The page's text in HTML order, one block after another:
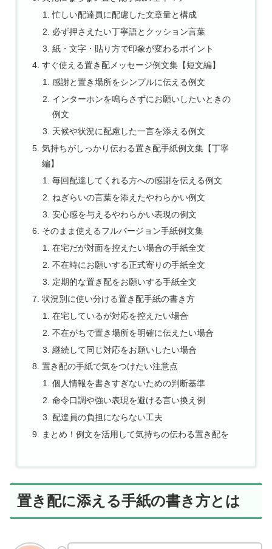
忙しい配達員に配慮した文章量と構成
必ず押さえたい丁寧語とクッション言葉
紙・文字・貼り方で印象が変わるポイント
すぐ使える置き配メッセージ例文集【短文編】
感謝と置き場所をシンプルに伝える例文
インターホンを鳴らさずにお願いしたいときの
例文
天候や状況に配慮した一言を添える例文
気持ちがしっかり伝わる置き配手紙例文集【丁寧
編】
毎回配達してくれる方への感謝を伝える例文
ねぎらいの言葉を添えたやわらかい例文
安心感を与えるやわらかい表現の例文
そのまま使えるフルバージョン手紙例文集
在宅だが対面を控えたい場合の手紙全文
不在時にお願いする正式寄りの手紙全文
定期的な置き配をお願いする手紙全文
状況別に使い分ける置き配手紙の書き方
在宅しているが対応を控えたい場合
不在がちで置き場所を明確に伝えたい場合
継続して同じ対応をお願いしたい場合
置き配の手紙で気をつけたい注意点
個人情報を書きすぎないための判断基準
命令口調や強い表現を避ける言い換え例
配達員の負担にならない工夫
まとめ！例文を活用して気持ちの伝わる置き配を
置き配に添える手紙の書き方とは